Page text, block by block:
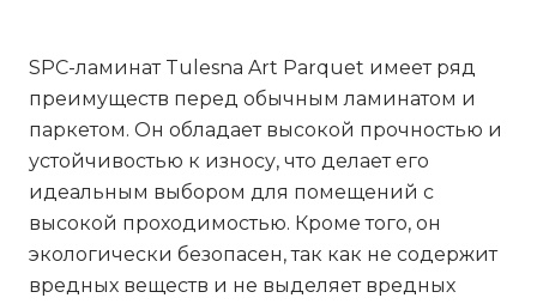
SPC-ламинат Tulesna Art Parquet имеет ряд
преимуществ перед обычным ламинатом и
паркетом. Он обладает высокой прочностью и
устойчивостью к износу, что делает его
идеальным выбором для помещений с
высокой проходимостью. Кроме того, он
экологически безопасен, так как не содержит
вредных веществ и не выделяет вредных